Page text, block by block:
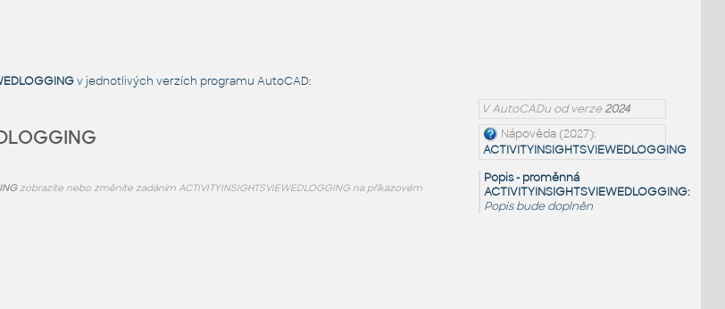
v jednotlivých verzích programu AutoCAD:
V AutoCADu od verze2024
Nápověda (2027):
ACTIVITYINSIGHTSVIEWEDLOGGING
Popis - proměnná
ACTIVITYINSIGHTSVIEWEDLOGGING:
Popis bude doplněn
zobrazíte nebo změníte zadáním ACTIVITYINSIGHTSVIEWEDLOGGING na příkazovém